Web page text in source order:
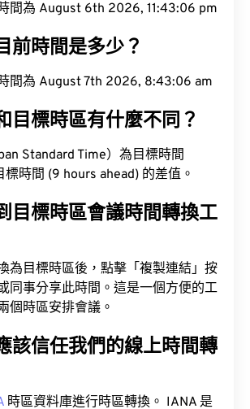
間為 August 6th 2026, 11:43:07 pm
前時間是多少？
間為 August 7th 2026, 8:43:07 am
目標時區有什麼不同？
Standard Time）為目標時間
標時間 (9 hours ahead) 的差值。
目標時區會議時間轉換工
為目標時區後，點擊「複製連結」按
同事分享此時間。這是一個方便的工
個時區安排會議。
該信任我們的線上時間轉
時區資料庫進行時區轉換。 IANA 是